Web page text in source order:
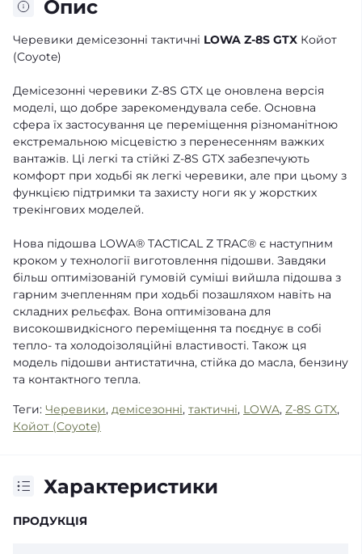
Опис
Черевики демісезонні тактичні LOWA Z-8S GTX Койот
(Coyote)
Демісезонні черевики Z-8S GTX це оновлена ​​версія
моделі, що добре зарекомендувала себе. Основна
сфера їх застосування це переміщення різноманітною
екстремальною місцевістю з перенесенням важких
вантажів. Ці легкі та стійкі Z-8S GTX забезпечують
комфорт при ходьбі як легкі черевики, але при цьому з
функцією підтримки та захисту ноги як у жорстких
трекінгових моделей.
Нова підошва LOWA® TACTICAL Z TRAC® є наступним
кроком у технології виготовлення підошви. Завдяки
більш оптимізованій гумовій суміші вийшла підошва з
гарним зчепленням при ходьбі позашляхом навіть на
складних рельєфах. Вона оптимізована для
високошвидкісного переміщення та поєднує в собі
тепло- та холодоізоляційні властивості. Також ця
модель підошви антистатична, стійка до масла, бензину
та контактного тепла.
Теги: Черевики, демісезонні, тактичні, LOWA, Z-8S GTX,
Койот (Coyote)
Характеристики
ПРОДУКЦІЯ